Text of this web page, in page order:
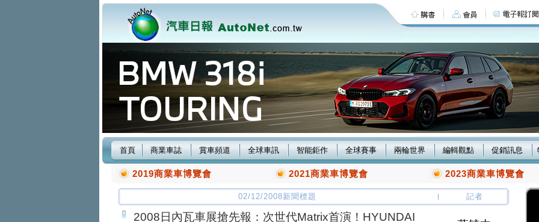
首頁 商業車誌 賞車頻道 全球車訊 智能鉅作 全球賽事 兩輪世界 編輯觀點 促銷訊息
2019商業車博覽會 2021商業車博覽會 2023商業車博覽會
02/12/2008新聞標題 記者
2008日內瓦車展搶先報：次世代Matrix首演！HYUNDAI